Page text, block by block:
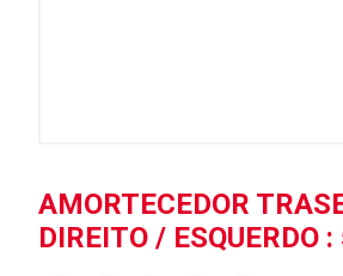
AMORTECEDOR
DIREITO / ESQUERDO